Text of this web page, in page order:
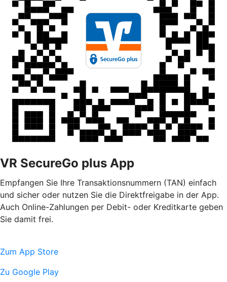
VR SecureGo plus App
Empfangen Sie Ihre Transaktionsnummern (TAN) einfach
und sicher oder nutzen Sie die Direktfreigabe in der App.
Auch Online-Zahlungen per Debit- oder Kreditkarte geben
Sie damit frei.
Zum App Store
Zu Google Play